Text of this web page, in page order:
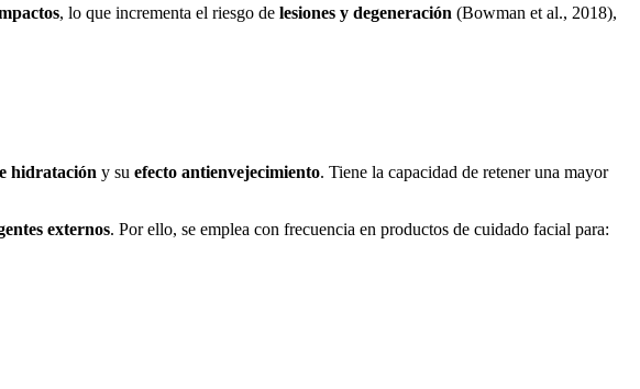
, lo que incrementa el riesgo de lesiones y degeneración (Bowman et al., 2018),
hidratación y su efecto antienvejecimiento. Tiene la capacidad de retener una mayor
externos. Por ello, se emplea con frecuencia en productos de cuidado facial para: